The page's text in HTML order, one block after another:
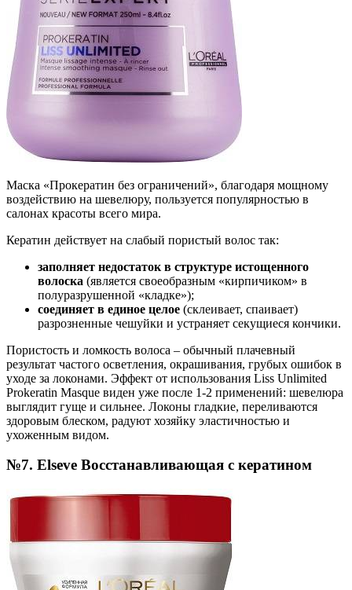
Маска «Прокератин без ограничений», благодаря мощному
воздействию на шевелюру, пользуется популярностью в
салонах красоты всего мира.
Кератин действует на слабый пористый волос так:
заполняет недостаток в структуре истощенного
волоска (является своеобразным «кирпичиком» в
полуразрушенной «кладке»);
соединяет в единое целое (склеивает, спаивает)
разрозненные чешуйки и устраняет секущиеся кончики.
Пористость и ломкость волоса – обычный плачевный
результат частого осветления, окрашивания, грубых ошибок в
уходе за локонами. Эффект от использования Liss Unlimited
Prokeratin Masque виден уже после 1-2 применений: шевелюра
выглядит гуще и сильнее. Локоны гладкие, переливаются
здоровым блеском, радуют хозяйку эластичностью и
ухоженным видом.
№7. Elseve Восстанавливающая с кератином